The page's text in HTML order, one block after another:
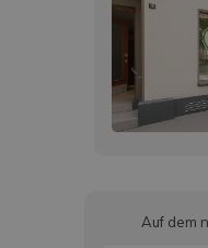
Auf dem